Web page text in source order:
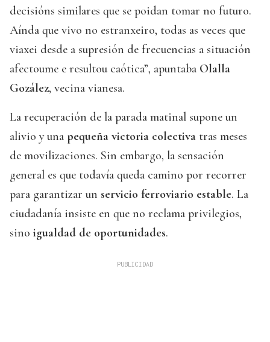
decisións similares que se poidan tomar no futuro.
Aínda que vivo no estranxeiro, todas as veces que
viaxei desde a supresión de frecuencias a situación
afectoume e resultou caótica”, apuntaba Olalla
Gozález, vecina vianesa.
La recuperación de la parada matinal supone un
alivio y una pequeña victoria colectiva tras meses
de movilizaciones. Sin embargo, la sensación
general es que todavía queda camino por recorrer
para garantizar un servicio ferroviario estable. La
ciudadanía insiste en que no reclama privilegios,
sino igualdad de oportunidades.